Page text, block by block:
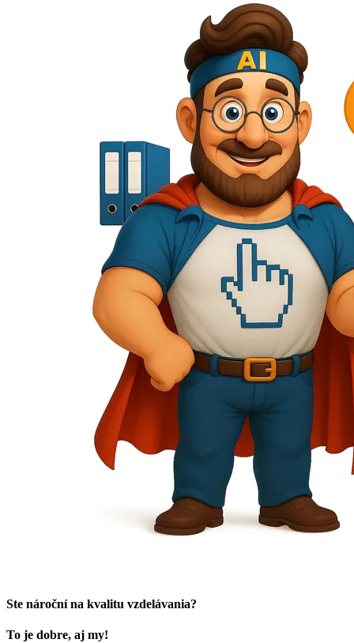
Ste nároční na kvalitu vzdelávania?
To je dobre, aj my!